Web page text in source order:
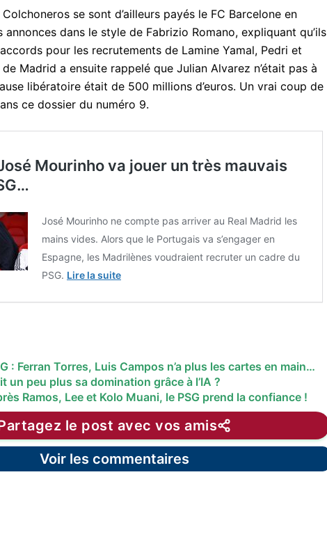
se sont d’ailleurs payés le FC Barcelone en
annonces dans le style de Fabrizio Romano, expliquant qu’ils
pour les recrutements de Lamine Yamal, Pedri et
de Madrid a ensuite rappelé que Julian Alvarez n’était pas à
libératoire était de 500 millions d’euros. Un vrai coup de
ce dossier du numéro 9.
Mourinho va jouer un très mauvais
José Mourinho ne compte pas arriver au Real Madrid les
mains vides. Alors que le Portugais va s’engager en
Espagne, les Madrilènes voudraient recruter un cadre du
PSG. Lire la suite
: Ferran Torres, Luis Campos n’a plus les cartes en main…
un peu plus sa domination grâce à l’IA ?
Ramos, Lee et Kolo Muani, le PSG prend la confiance !
le post avec vos amis
Voir les commentaires